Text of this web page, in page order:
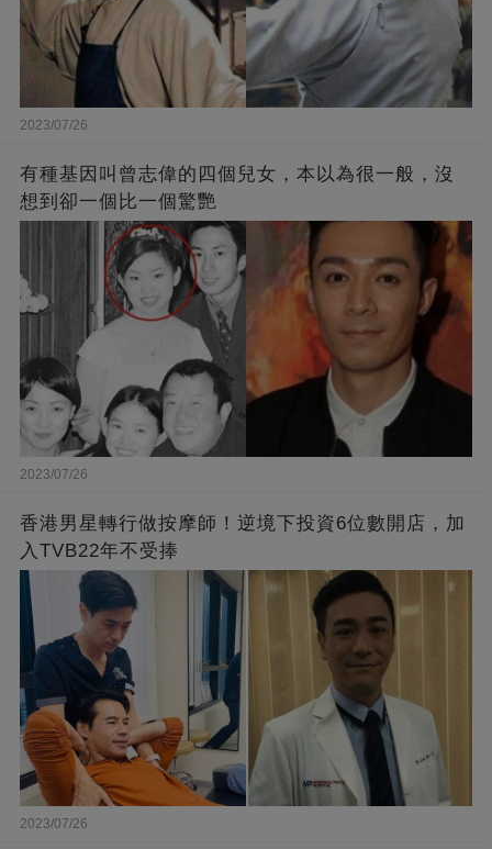
2023/07/26
有種基因叫曾志偉的四個兒女，本以為很一般，沒
想到卻一個比一個驚艷
2023/07/26
香港男星轉行做按摩師！逆境下投資6位數開店，加
入TVB22年不受捧
2023/07/26